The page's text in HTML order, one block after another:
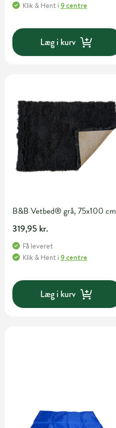
Klik & Hent i 9 centre
Læg i kurv
B&B Vetbed® grå, 75x100 cm
319,95 kr.
Få leveret
Klik & Hent i 9 centre
Læg i kurv